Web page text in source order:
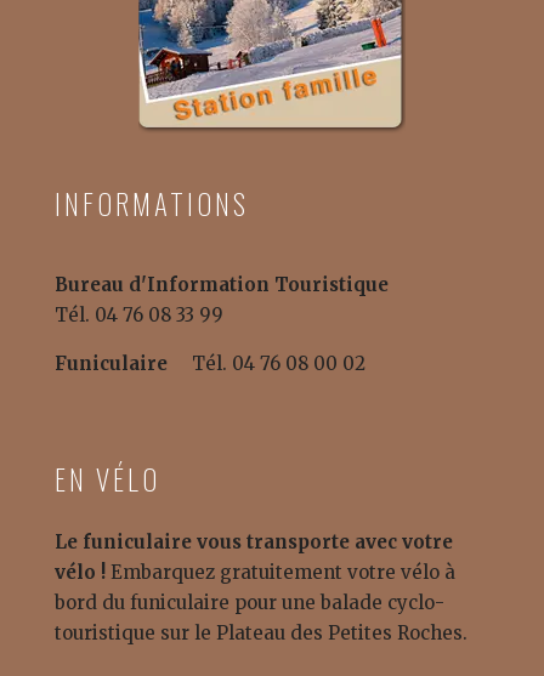
INFORMATIONS
Bureau d'Information Touristique
Tél. 04 76 08 33 99
Funiculaire Tél. 04 76 08 00 02
EN VÉLO
Le funiculaire vous transporte avec votre
vélo ! Embarquez gratuitement votre vélo à
bord du funiculaire pour une balade cyclo-
touristique sur le Plateau des Petites Roches.